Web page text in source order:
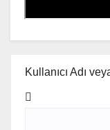
Kullanıcı Adı